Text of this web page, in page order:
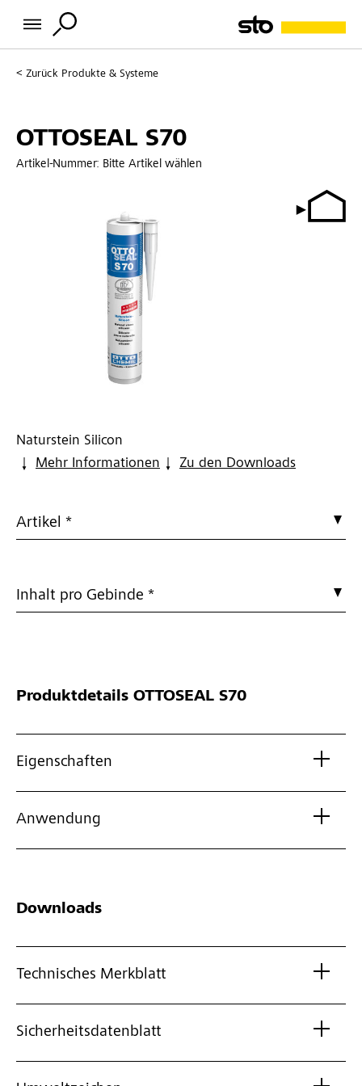
Zurück Produkte & Systeme
OTTOSEAL S70
Artikel-Nummer: Bitte Artikel wählen
Naturstein Silicon
Mehr Informationen
Zu den Downloads
Artikel *
Inhalt pro Gebinde *
Produktdetails OTTOSEAL S70
Eigenschaften
Anwendung
Downloads
Technisches Merkblatt
Sicherheitsdatenblatt